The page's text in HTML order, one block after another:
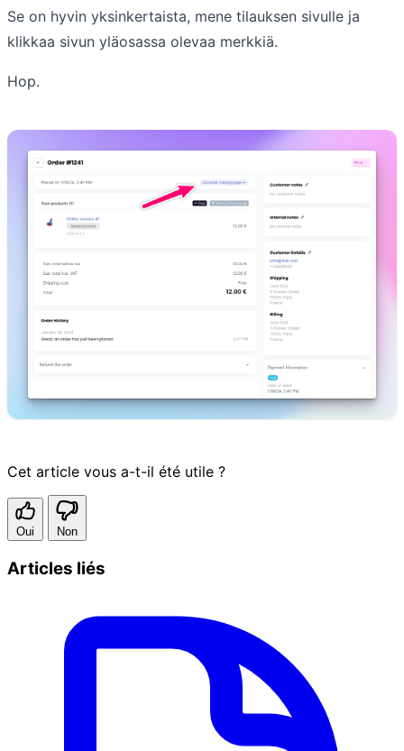
Se on hyvin yksinkertaista, mene tilauksen sivulle ja
klikkaa sivun yläosassa olevaa merkkiä.
Hop.
Cet article vous a-t-il été utile ?
Oui Non
Articles liés